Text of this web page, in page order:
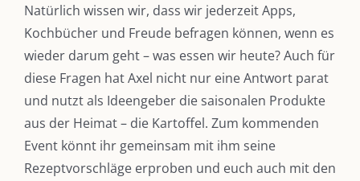
Natürlich wissen wir, dass wir jederzeit Apps,
Kochbücher und Freude befragen können, wenn es
wieder darum geht – was essen wir heute? Auch für
diese Fragen hat Axel nicht nur eine Antwort parat
und nutzt als Ideengeber die saisonalen Produkte
aus der Heimat – die Kartoffel. Zum kommenden
Event könnt ihr gemeinsam mit ihm seine
Rezeptvorschläge erproben und euch auch mit den